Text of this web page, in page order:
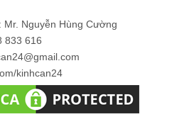
Mr. Nguyễn Hùng Cường
833 616
kinhcan24